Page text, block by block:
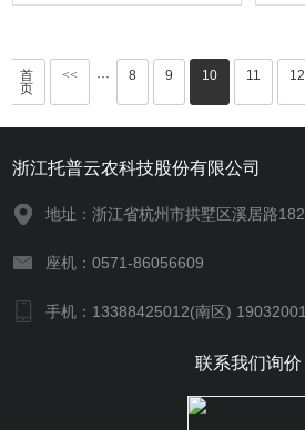
首
页
<< ··· 8 9 10 11 12
浙江托普云农科技股份有限公司
地址：浙江省杭州市拱墅区溪居路
座机：0571-86056609
手机：13388425012(南区)
联系我们询价